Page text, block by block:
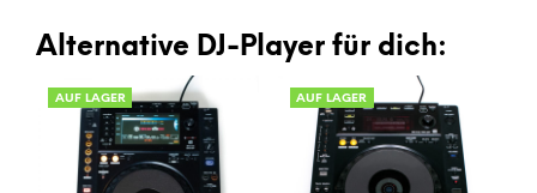
Alternative DJ-Player für dich:
AUF LAGER AUF LAGER